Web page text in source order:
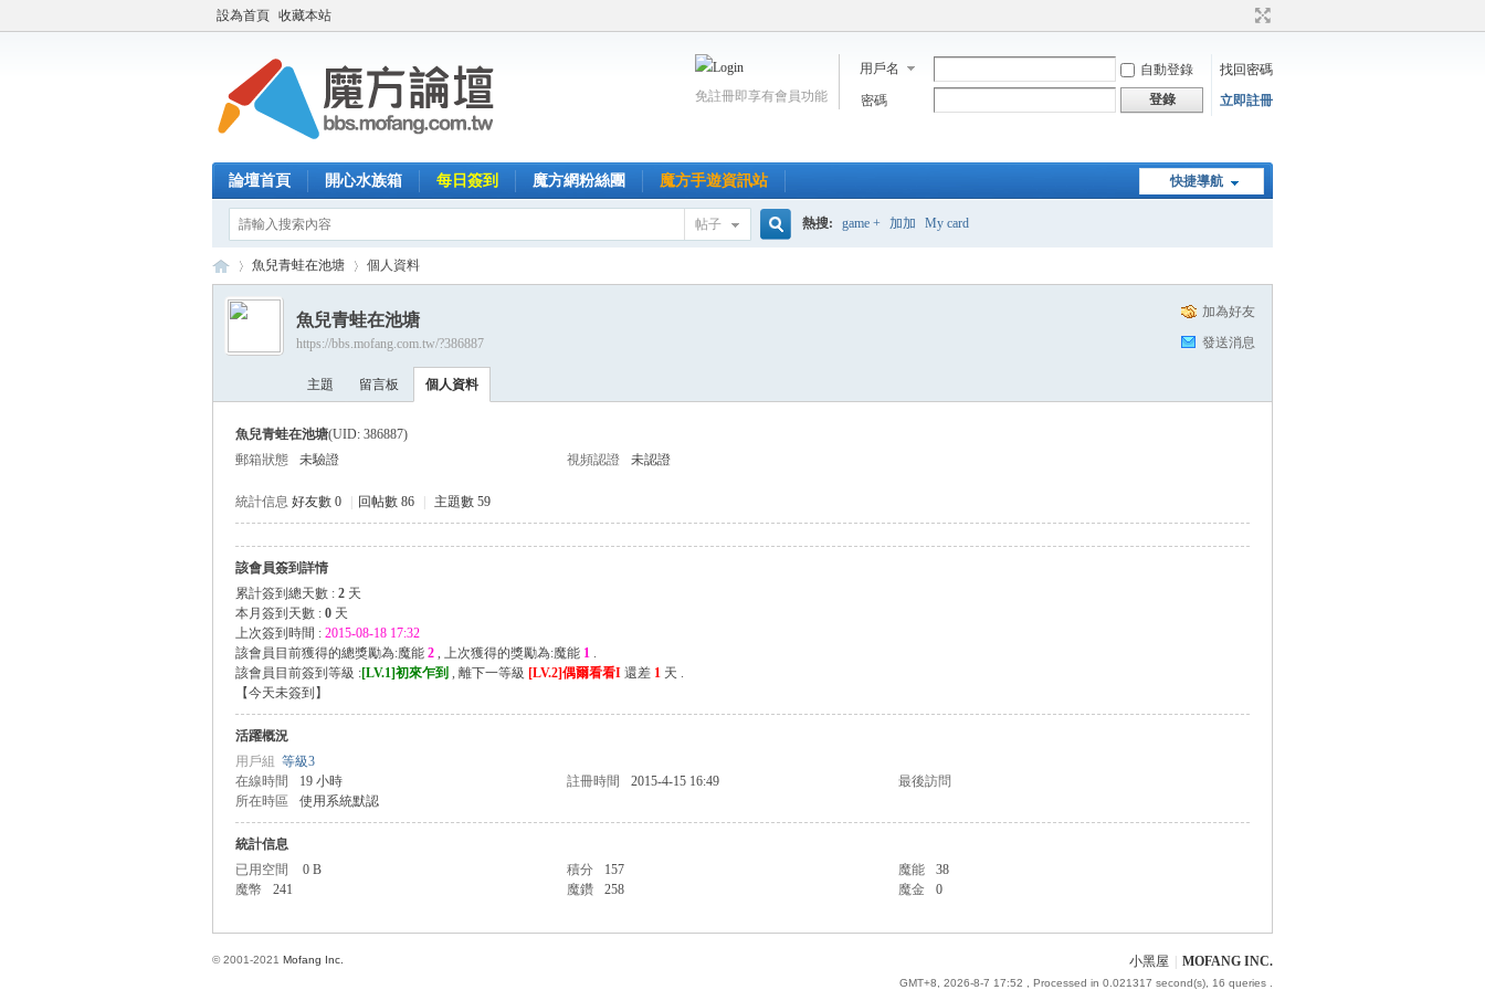
設為首頁 收藏本站
用戶名 自動登錄
找回密碼
密碼
登錄 立即註冊
免註冊即享有會員功能
快捷導航
論壇首頁 開心水族箱 每日簽到 魔方網粉絲團 魔方手遊資訊站
帖子 熱搜: game + 加加 My card
›
魚兒青蛙在池塘 個人資料
加為好友
發送消息
魚兒青蛙在池塘
https://bbs.mofang.com.tw/?386887
主題 留言板 個人資料
魚兒青蛙在池塘(UID: 386887)
郵箱狀態
未驗證 視頻認證 未認證
統計信息 好友數 0 回帖數 86 主題數 59
該會員簽到詳情
累計簽到總天數 : 2 天
本月簽到天數 : 0 天
上次簽到時間 : 2015-08-18 17:32
該會員目前獲得的總獎勵為:魔能 2 , 上次獲得的獎勵為:魔能 1 .
該會員目前簽到等級 :[LV.1]初來乍到 , 離下一等級 [LV.2]偶爾看看I 還差 1 天 .
【今天未簽到 】
活躍概況
用戶組 等級3
在線時間
19 小時 註冊時間 2015-4-15 16:49
最後訪問
所在時區
使用系統默認
統計信息
已用空間
0 B 積分 157 魔能
38
魔幣
241 魔鑽 258 魔金 0
小黑屋 MOFANG INC.
GMT+8, 2026-8-7 17:52 , Processed in 0.021317 second(s), 16 queries .
© 2001-2021 Mofang Inc.